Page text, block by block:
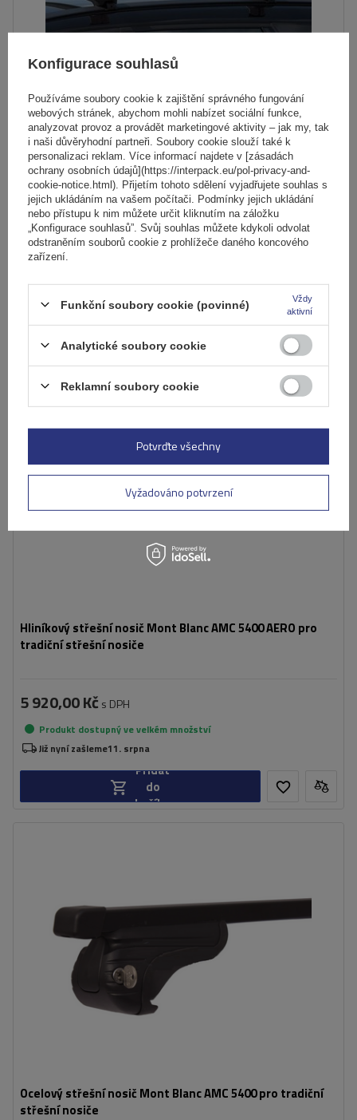
Střešní nosič G3 Airflow 60.230 pro tradiční i integrované
hliníkové lyžiny
3 869,00 Kčs DPH
Produkt dostupný ve velkém množství
Již nyní zašleme11. srpna
Přidat
do
košíku
Hliníkový střešní nosič Mont Blanc AMC 5400 AERO pro
tradiční střešní nosiče
5 920,00 Kč s DPH
Produkt dostupný ve velkém množství
Již nyní zašleme11. srpna
Přidat
do
košíku
Ocelový střešní nosič Mont Blanc AMC 5400 pro tradiční
střešní nosiče
Konfigurace souhlasů
Používáme soubory cookie k zajištění správného fungování
webových stránek, abychom mohli nabízet sociální funkce,
analyzovat provoz a provádět marketingové aktivity – jak my, tak
i naši důvěryhodní partneři. Soubory cookie slouží také k
personalizaci reklam. Více informací najdete v [zásadách
ochrany osobních údajů](https://interpack.eu/pol-privacy-and-
cookie-notice.html). Přijetím tohoto sdělení vyjadřujete souhlas s
jejich ukládáním na vašem počítači. Podmínky jejich ukládání
nebo přístupu k nim můžete určit kliknutím na záložku
„Konfigurace souhlasů”. Svůj souhlas můžete kdykoli odvolat
odstraněním souborů cookie z prohlížeče daného koncového
zařízení.
Funkční soubory cookie (povinné)
Vždy
aktivní
Analytické soubory cookie
Reklamní soubory cookie
Vyžadováno potvrzení
Potvrďte všechny